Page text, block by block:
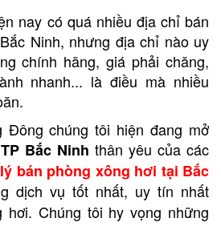
nay có quá nhiều địa chỉ bán
Ninh, nhưng địa chỉ nào uy
chính hãng, giá phải chăng,
nhanh... là điều mà nhiều
Đông chúng tôi hiện đang mở
TP Bắc Ninh thân yêu của các
bán phòng xông hơi tại Bắc
dịch vụ tốt nhất, uy tín nhất
hơi. Chúng tôi hy vọng những